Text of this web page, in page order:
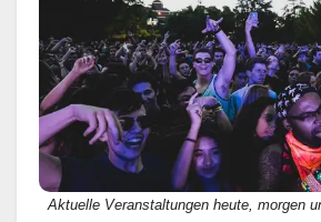
Aktuelle Veranstaltungen heute, morgen